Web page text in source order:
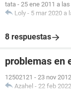
tata - 25 ene 2011 a
Loly - 5 mar 2020 a
8 respuestas
problemas en
12502121 - 23 nov
Azahel - 22 feb